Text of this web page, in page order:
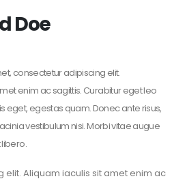
Doe
consectetur adipiscing elit.
enim ac sagittis. Curabitur eget leo
eget, egestas quam. Donec ante risus,
vestibulum nisi. Morbi vitae augue
elit. Aliquam iaculis sit amet enim ac